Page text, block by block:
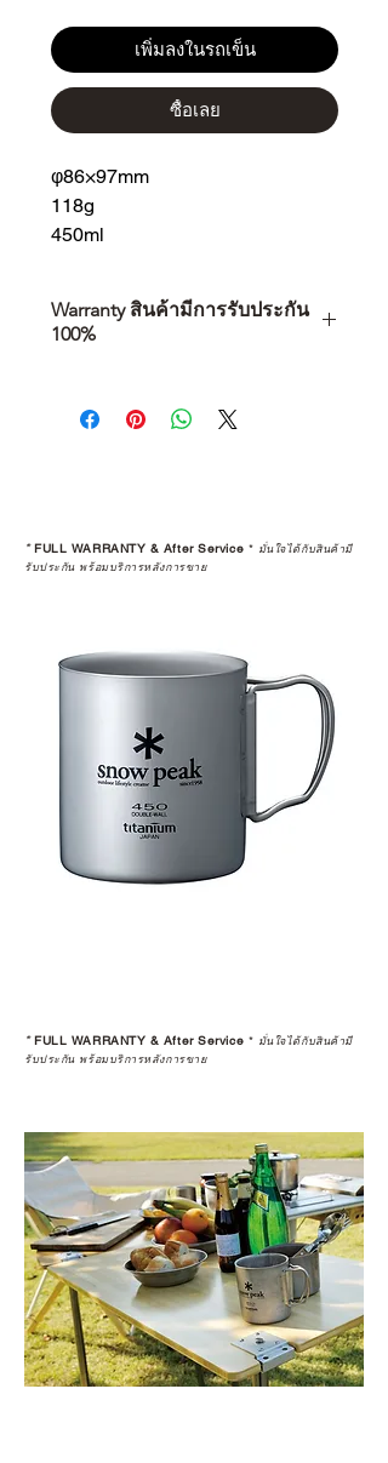
เพิ่มลงในรถเข็น
ซื้อเลย
φ86×97mm
118g
450ml
Warranty สินค้ามีการรับประกัน
100%
คุณตัดสินใจซื้อ แต่รวมไปถึง
“ประสบการณ์หลังการใช้งาน” ใน
STUDIO และร้านตัวแทนจำหน่ายที่
ได้รับการแต่งตั้งอย่างเป็นทางการ จะ
เป็นการให้คำแนะนำ การดูแลสินค้า
หรือการแก้ไขปัญหาที่อาจเกิดขึ้นใน
ก่อนตัดสินใจซื้อสินค้า เราอยาก
แนะนำให้คุณสอบถามทุกครั้งว่า ร้าน
ค้าที่คุณกำลังเลือกซื้อนั้น มีการรับ
ประกันสินค้าจากตัวแทนจำหน่าย
อย่างเป็นทางการหรือไม่ เพื่อให้คุณ
ในอุปกรณ์ที่คุณรัก มีคุณค่าอย่าง
ตัวแทนจำหน่ายที่ได้รับการแต่งตั้ง
เพื่อให้คุณได้รับทั้งสินค้า และ
ประสบการณ์ที่สมบูรณ์แบบในระยะ
ยาว
อ่านต่อเรื่องการรับประกันสินค้าได้
ตรงนี้
>>https://www.campstudio.co.th/
warranty
*FULL WARRANTY & After Service * มั่นใจได้กับสินค้ามี
รับประกัน พร้อมบริการหลังการขาย
*FULL WARRANTY & After Service * มั่นใจได้กับสินค้ามี
รับประกัน พร้อมบริการหลังการขาย